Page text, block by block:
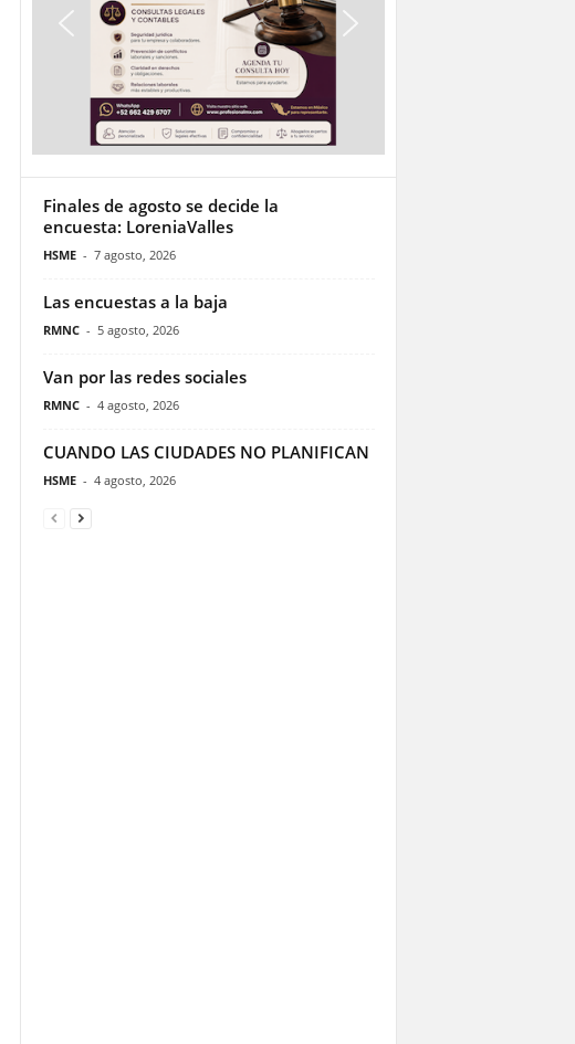
Finales de agosto se decide la
encuesta: LoreniaValles
HSME - 7 agosto, 2026
Las encuestas a la baja
RMNC - 5 agosto, 2026
Van por las redes sociales
RMNC - 4 agosto, 2026
CUANDO LAS CIUDADES NO PLANIFICAN
HSME - 4 agosto, 2026